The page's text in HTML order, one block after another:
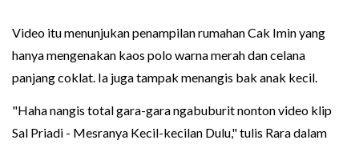
Video itu menunjukan penampilan rumahan Cak Imin yang
hanya mengenakan kaos polo warna merah dan celana
panjang coklat. Ia juga tampak menangis bak anak kecil.
"Haha nangis total gara-gara ngabuburit nonton video klip
Sal Priadi - Mesranya Kecil-kecilan Dulu," tulis Rara dalam